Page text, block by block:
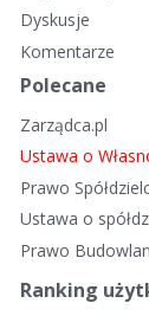
Dyskusje
Komentarze
Polecane
Zarządca.pl
Ustawa o
Prawo
Ustawa o
Prawo
Ranking